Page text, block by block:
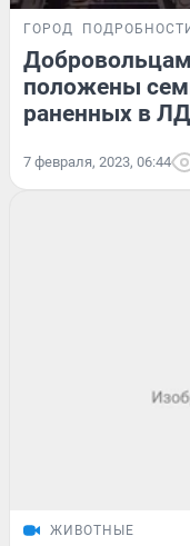
ГОРОД
положены
раненных в
7 февраля, 2023, 06:44
ЖИВОТНЫЕ